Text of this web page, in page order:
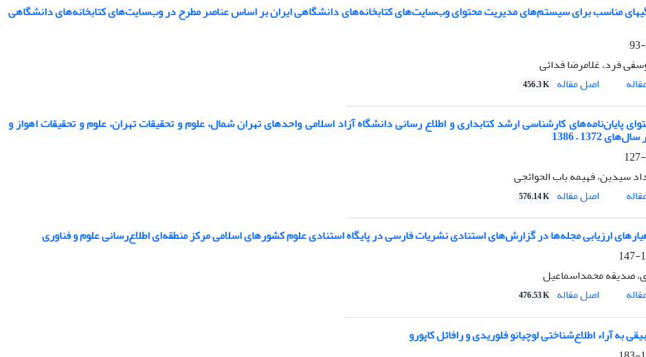
مناسب برای سیستم‌های مدیریت محتوای وب‌سایت‌های کتابخانه‌های دانشگاهی ایران بر اساس عناصر مطرح در وب‌سایت‌های کتابخانه‌های دانشگاهی
فرد، غلامرضا فدائی
اصل مقاله 456.3 K
پایان‌نامه‌های کارشناسی ارشد کتابداری و اطلاع رسانی دانشگاه آزاد اسلامی ‌واحدهای تهران شمال، علوم و تحقیقات تهران، علوم و تحقیقات اهواز و
1372 – 1386
سیدین، فهیمه باب الحوائجی
اصل مقاله 576.14 K
ارزیابی مجله‌ها در گزارش‌های استنادی نشریات فارسی در پایگاه استنادی علوم کشورهای اسلامی مرکز منطقه‌ای اطلاع‌رسانی علوم و فناوری
صدیقه محمداسماعیل
اصل مقاله 476.53 K
به آراء اطلاع‌شناختی لوچیانو فلوریدی و رافائل کاپورو